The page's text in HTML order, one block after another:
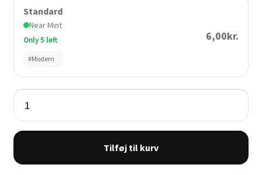
Standard
Near Mint
Only 5 left
#Modern
6,00kr.
Prism
Tower
80
/
86
antal
Tilføj til kurv